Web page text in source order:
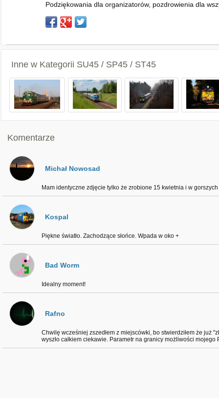
Podziękowania dla organizatorów, pozdrowienia dla
Inne w Kategorii SU45 / SP45 / ST45
Komentarze
Michał Nowosad
Mam identyczne zdjęcie tylko że zrobione 15 kwietnia i w
Kospal
Piękne światło. Zachodzące słońce. Wpada w oko +
Bad Worm
Idealny moment!
Rafno
Chwilę wcześniej zszedłem z miejscówki, bo stwierdziłem że już
wyszło całkiem ciekawie. Parametr na granicy możliwości